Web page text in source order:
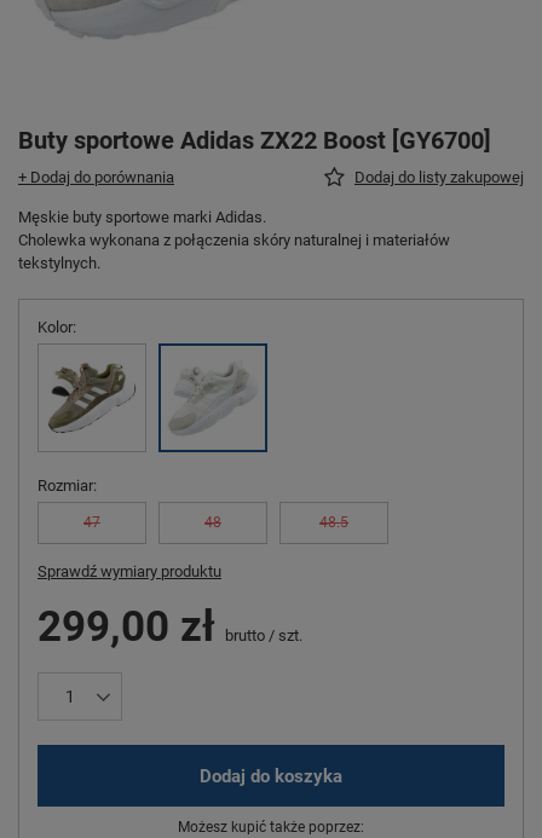
Buty sportowe Adidas ZX22 Boost [GY6700]
+ Dodaj do porównania Dodaj do listy zakupowej
Męskie buty sportowe marki Adidas.
Cholewka wykonana z połączenia skóry naturalnej i materiałów
tekstylnych.
Kolor
Rozmiar
47 48 48.5
Sprawdź wymiary produktu
299,00 zł brutto / szt.
Dodaj do koszyka
Możesz kupić także poprzez: